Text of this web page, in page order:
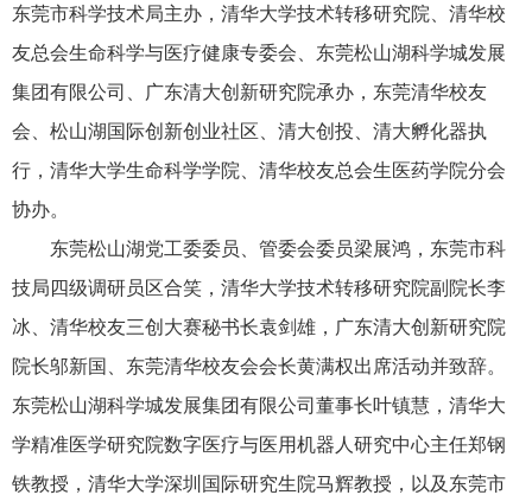
东莞市科学技术局主办，清华大学技术转移研究院、清华校
友总会生命科学与医疗健康专委会、东莞松山湖科学城发展
集团有限公司、广东清大创新研究院承办，东莞清华校友
会、松山湖国际创新创业社区、清大创投、清大孵化器执
行，清华大学生命科学学院、清华校友总会生医药学院分会
协办。
东莞松山湖党工委委员、管委会委员梁展鸿，东莞市科
技局四级调研员区合笑，清华大学技术转移研究院副院长李
冰、清华校友三创大赛秘书长袁剑雄，广东清大创新研究院
院长邬新国、东莞清华校友会会长黄满权出席活动并致辞。
东莞松山湖科学城发展集团有限公司董事长叶镇慧，清华大
学精准医学研究院数字医疗与医用机器人研究中心主任郑钢
铁教授，清华大学深圳国际研究生院马辉教授，以及东莞市